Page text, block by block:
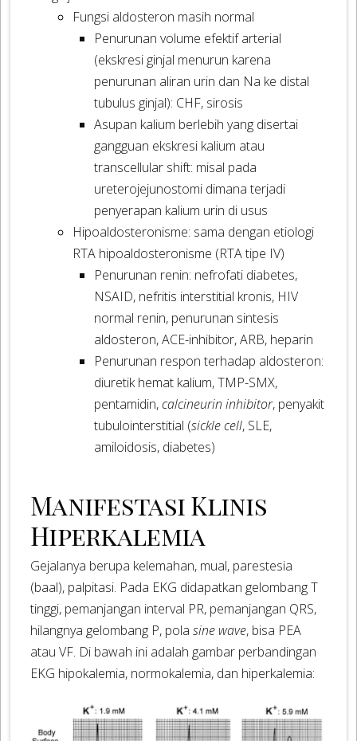
Fungsi aldosteron masih normal
Penurunan volume efektif arterial
(ekskresi ginjal menurun karena
penurunan aliran urin dan Na ke distal
tubulus ginjal): CHF, sirosis
Asupan kalium berlebih yang disertai
gangguan ekskresi kalium atau
transcellular shift: misal pada
ureterojejunostomi dimana terjadi
penyerapan kalium urin di usus
Hipoaldosteronisme: sama dengan etiologi
RTA hipoaldosteronisme (RTA tipe IV)
Penurunan renin: nefrofati diabetes,
NSAID, nefritis interstitial kronis, HIV
normal renin, penurunan sintesis
aldosteron, ACE-inhibitor, ARB, heparin
Penurunan respon terhadap aldosteron:
diuretik hemat kalium, TMP-SMX,
pentamidin,calcineurin inhibitor, penyakit
tubulointerstitial (sickle cell, SLE,
amiloidosis, diabetes)
Manifestasi Klinis
Hiperkalemia
Gejalanya berupa kelemahan, mual, parestesia
(baal), palpitasi. Pada EKG didapatkan gelombang T
tinggi, pemanjangan interval PR, pemanjangan QRS,
hilangnya gelombang P, polasine wave, bisa PEA
atau VF. Di bawah ini adalah gambar perbandingan
EKG hipokalemia, normokalemia, dan hiperkalemia: